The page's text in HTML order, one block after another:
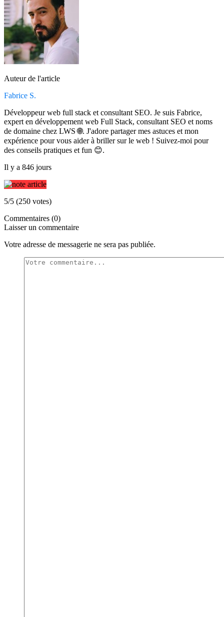
Auteur de l'article
Fabrice S.
Développeur web full stack et consultant SEO. Je suis Fabrice,
expert en développement web Full Stack, consultant SEO et noms
de domaine chez LWS 🌐. J'adore partager mes astuces et mon
expérience pour vous aider à briller sur le web ! Suivez-moi pour
des conseils pratiques et fun 😊.
Il y a 846 jours
5/5 (250 votes)
Commentaires (0)
Laisser un commentaire
Votre adresse de messagerie ne sera pas publiée.